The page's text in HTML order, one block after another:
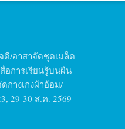
ดี/อาสาจัดชุดเมล็ด
อการเรียนรู้บนผืน
กางเกงผ้าอ้อม/
29-30 ส.ค. 2569